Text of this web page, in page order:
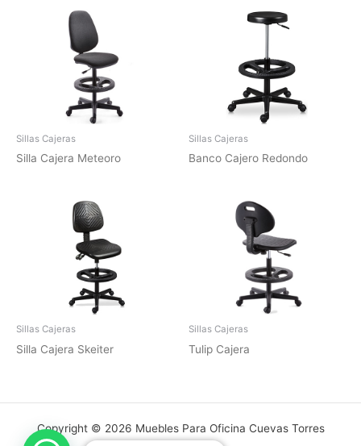
Sillas Cajeras
Silla Cajera Meteoro
Sillas Cajeras
Banco Cajero Redondo
Sillas Cajeras
Silla Cajera Skeiter
Sillas Cajeras
Tulip Cajera
Copyright © 2026 Muebles Para Oficina Cuevas Torres